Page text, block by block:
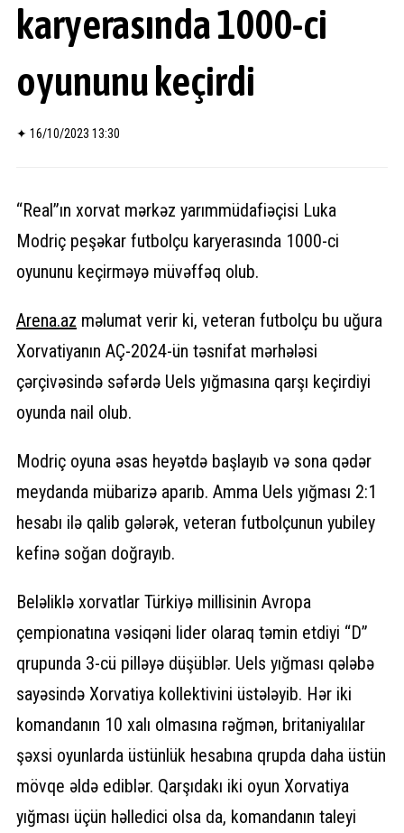
karyerasında 1000-ci
oyununu keçirdi
✦ 16/10/2023 13:30
“Real”ın xorvat mərkəz yarımmüdafiəçisi Luka
Modriç peşəkar futbolçu karyerasında 1000-ci
oyununu keçirməyə müvəffəq olub.
Arena.az məlumat verir ki, veteran futbolçu bu uğura
Xorvatiyanın AÇ-2024-ün təsnifat mərhələsi
çərçivəsində səfərdə Uels yığmasına qarşı keçirdiyi
oyunda nail olub.
Modriç oyuna əsas heyətdə başlayıb və sona qədər
meydanda mübarizə aparıb. Amma Uels yığması 2:1
hesabı ilə qalib gələrək, veteran futbolçunun yubiley
kefinə soğan doğrayıb.
Beləliklə xorvatlar Türkiyə millisinin Avropa
çempionatına vəsiqəni lider olaraq təmin etdiyi “D”
qrupunda 3-cü pilləyə düşüblər. Uels yığması qələbə
sayəsində Xorvatiya kollektivini üstələyib. Hər iki
komandanın 10 xalı olmasına rəğmən, britaniyalılar
şəxsi oyunlarda üstünlük hesabına qrupda daha üstün
mövqe əldə ediblər. Qarşıdakı iki oyun Xorvatiya
yığması üçün həlledici olsa da, komandanın taleyi